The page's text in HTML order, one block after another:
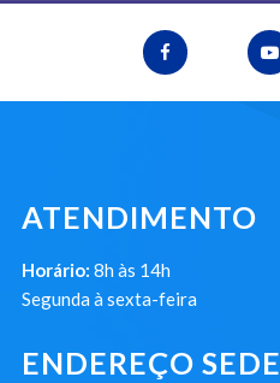
ATENDIMENTO
Horário: 8h às 14h
Segunda à sexta-feira
ENDEREÇO SEDE